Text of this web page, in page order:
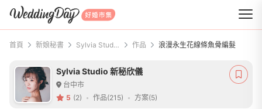
WeddingDay 好婚市集
首頁 新娘秘書 Sylvia Studio 新秘欣儀 作品 浪漫永生花線條魚骨編髮
Sylvia Studio 新秘欣儀
台中市
5 (2) 作品(215) 方案(5)